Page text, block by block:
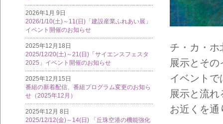
2026年1月 9日
2026/1/10(土)～11(日)「建設産業ふれあい展」
イベント開催のお知らせ
2025年12月18日
2025/12/20(土)～21(日)「サイエンスフェスタ
2025」イベント開催のお知らせ
2025年12月15日
番組の新着配信、番組プログラム変更のお知ら
せ（2025年12月）
2025年12月 8日
2025/12/12(金)～14(日) 「丘珠空港の機能強化
チ・カ・ホ
展示とそ
イベント
展示と流
お近くを